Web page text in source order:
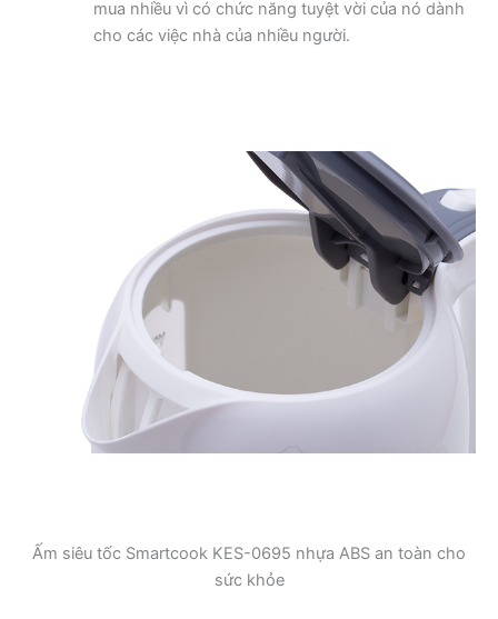
mua nhiều vì có chức năng tuyệt vời của nó dành
cho các việc nhà của nhiều người.
Ấm siêu tốc Smartcook KES-0695 nhựa ABS an toàn cho
sức khỏe